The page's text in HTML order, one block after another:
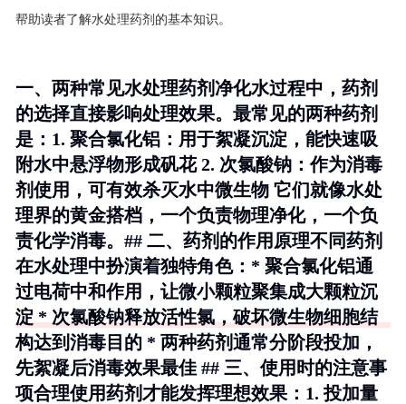
帮助读者了解水处理药剂的基本知识。
一、两种常见水处理药剂净化水过程中，药剂
的选择直接影响处理效果。最常见的两种药剂
是：1. 聚合氯化铝 ：用于絮凝沉淀，能快速吸
附水中悬浮物形成矾花 2. 次氯酸钠 ：作为消毒
剂使用，可有效杀灭水中微生物 它们就像水处
理界的黄金搭档，一个负责物理净化，一个负
责化学消毒。## 二、药剂的作用原理不同药剂
在水处理中扮演着独特角色：* 聚合氯化铝通
过电荷中和作用，让微小颗粒聚集成大颗粒沉
淀 * 次氯酸钠释放活性氯，破坏微生物细胞结
构达到消毒目的 * 两种药剂通常分阶段投加，
先絮凝后消毒效果最佳 ## 三、使用时的注意事
项合理使用药剂才能发挥理想效果：1. 投加量